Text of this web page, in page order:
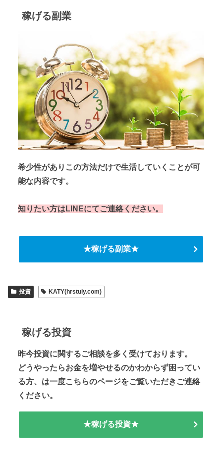
稼げる副業
希少性がありこの方法だけで生活していくことが可
能な内容です。
知りたい方はLINEにてご連絡ください。
★稼げる副業★
投資 KATY(hrstuiy.com)
稼げる投資
昨今投資に関するご相談を多く受けております。
どうやったらお金を増やせるのかわからず困ってい
る方、は一度こちらのページをご覧いただきご連絡
ください。
★稼げる投資★